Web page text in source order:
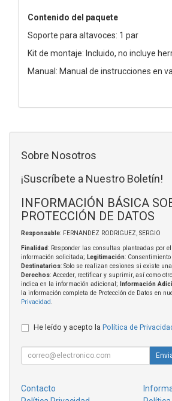
Contenido del paquete
Soporte para altavoces: 1 par
Kit de montaje: Incluido, no incluye
Manual: Manual de instrucciones en
Sobre Nosotros
¡Suscríbete a Nuestro Boletín!
INFORMACIÓN BÁSICA
PROTECCIÓN DE DATOS
Responsable: FERNANDEZ RODRIGUEZ, SERGIO
Finalidad: Responder las consultas planteadas por
información solicitada; Legitimación:
Destinatarios: Solo se realizan cesiones si existe
Derechos: Acceder, rectificar y suprimir, así como
indica en la información adicional;
Información
la información completa de Protección de Datos en
Privacidad
He leído y acepto la Política de
Contacto